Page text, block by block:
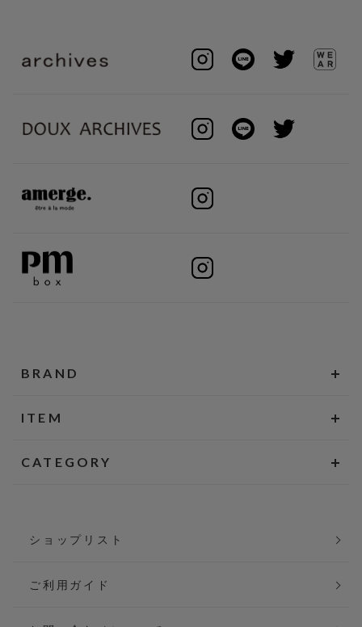
BRAND
ITEM
CATEGORY
ショップリスト
ご利用ガイド